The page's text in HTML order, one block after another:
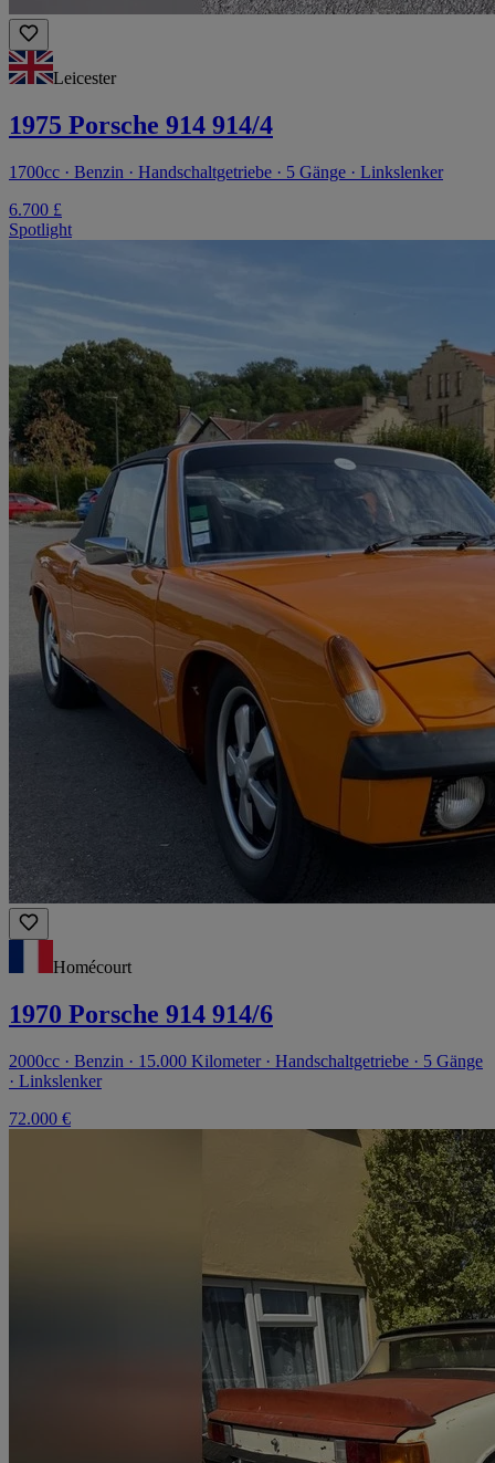
Leicester
1975 Porsche 914 914/4
1700cc · Benzin · Handschaltgetriebe · 5 Gänge · Linkslenker
6.700 £
Spotlight
Homécourt
1970 Porsche 914 914/6
2000cc · Benzin · 15.000 Kilometer · Handschaltgetriebe · 5 Gänge
· Linkslenker
72.000 €